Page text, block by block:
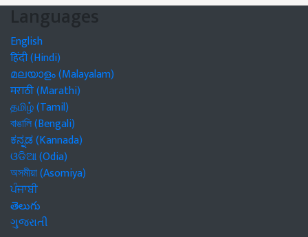
Languages
English
हिंदी (Hindi)
മലയാളം (Malayalam)
मराठी (Marathi)
தமிழ் (Tamil)
বাঙালি (Bengali)
ಕನ್ನಡ (Kannada)
ଓଡିଆ (Odia)
অসমীয়া (Asomiya)
ਪੰਜਾਬੀ
తెలుగు
ગુજરાતી